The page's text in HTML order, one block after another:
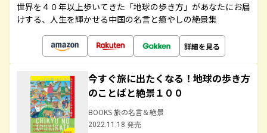
世界を４０年以上歩いてきた「地球の歩き方」があなたにお届
けする、人生を輝かせる中国の名言と癒やしの絶景集
詳細を見る
今すぐ旅に出たくなる！地球の歩き方
のことばと絶景１００
BOOKS 旅の名言＆絶景
2022.11.18 発売